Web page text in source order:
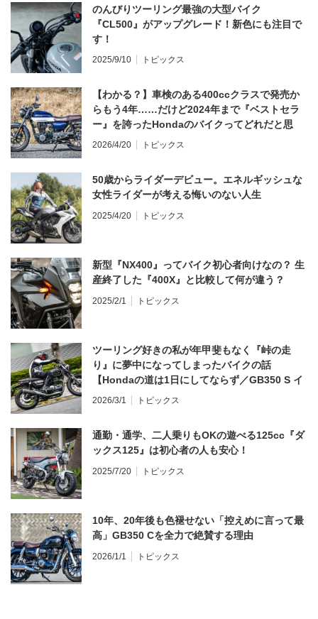
のんびりツーリング最強の大型バイク
『CL500』がアップグレード！新色にも注目で
す！
2025/9/10 トピックス
【わかる？】車検のある400ccクラスで発売か
らもう4年……だけど2024年まで『ベストセラ
ー』を誇ったHondaのバイクってどれだと思
う？
2026/4/20 トピックス
50歳からライダーデビュー。エネルギッシュな
女性ライダーが考える悔いのない人生
2025/4/20 トピックス
新型『NX400』ってバイク初心者向けなの？ 生
産終了した『400X』と比較して何が違う？
2025/2/1 トピックス
ツーリング好きの私が年甲斐もなく『峠の走
り』に夢中になってしまったバイクの話
【Hondaの道は1日にしてならず／GB350 S イ
ンプレ・レビュー 前編】
2026/3/1 トピックス
通勤・通学、二人乗りもOKの遊べる125cc『ダ
ックス125』は初心者の人も安心！
2025/7/20 トピックス
10年、20年後も色褪せない「控えめに言って最
高」GB350 Cを全力で絶賛する理由
2026/1/1 トピックス